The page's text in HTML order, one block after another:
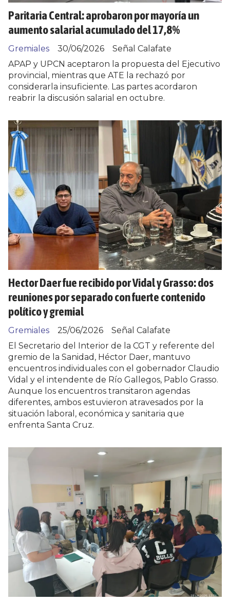
Paritaria Central: aprobaron por mayoría un
aumento salarial acumulado del 17,8%
Señal Calafate
Gremiales
30/06/2026
APAP y UPCN aceptaron la propuesta del Ejecutivo
provincial, mientras que ATE la rechazó por
considerarla insuficiente. Las partes acordaron
reabrir la discusión salarial en octubre.
Hector Daer fue recibido por Vidal y Grasso: dos
reuniones por separado con fuerte contenido
político y gremial
Señal Calafate
Gremiales
25/06/2026
El Secretario del Interior de la CGT y referente del
gremio de la Sanidad, Héctor Daer, mantuvo
encuentros individuales con el gobernador Claudio
Vidal y el intendente de Río Gallegos, Pablo Grasso.
Aunque los encuentros transitaron agendas
diferentes, ambos estuvieron atravesados por la
situación laboral, económica y sanitaria que
enfrenta Santa Cruz.